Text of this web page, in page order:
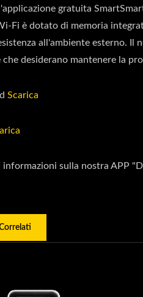
gratuita
Fi è dotato di memoria
all'ambiente esterno. Il
che desiderano mantenere la
Scarica
informazioni sulla nostra APP